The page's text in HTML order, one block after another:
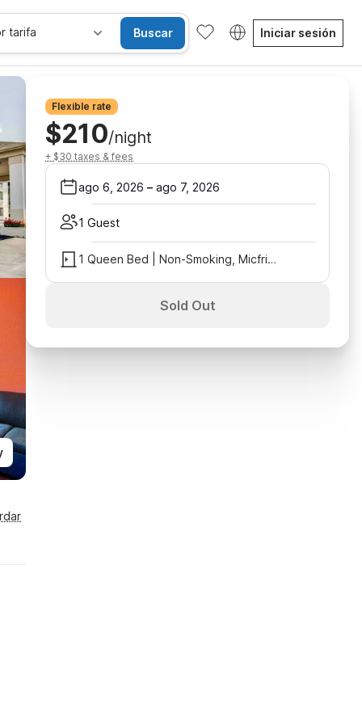
tarifa Buscar Iniciar sesión
Flexible rate
$210/night
+ $30 taxes & fees
ago 6, 2026 – ago 7, 2026
1 Guest
1 Queen Bed | Non-Smoking, Micfridge
Sold Out